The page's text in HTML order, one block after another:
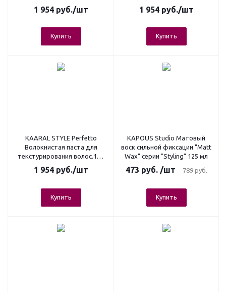
1 954руб./шт
Купить
1 954руб./шт
Купить
KAARAL STYLE Perfetto
Волокнистая паста для
текстурирования волос.100
1 954руб./шт
Купить
KAPOUS Studio Матовый
воск cильной фиксации "Matt
Wax" серии "Styling" 125 мл
473 руб. /шт 789руб.
Купить